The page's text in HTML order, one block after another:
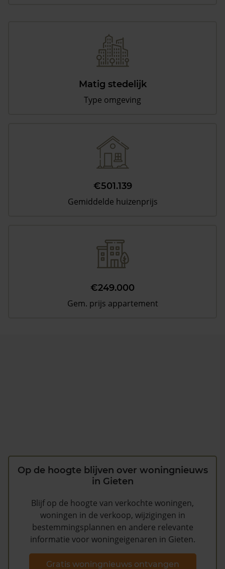
Matig stedelijk
Type omgeving
€501.139
Gemiddelde huizenprijs
€249.000
Gem. prijs appartement
Op de hoogte blijven over woningnieuws
in Gieten
Blijf op de hoogte van verkochte woningen,
woningen in de verkoop, wijzigingen in
bestemmingsplannen en andere relevante
informatie voor woningeigenaren in Gieten.
Gratis woningnieuws ontvangen